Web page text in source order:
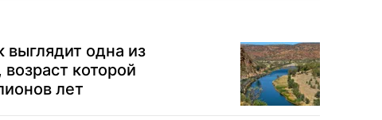
выглядит одна из
которой
лет